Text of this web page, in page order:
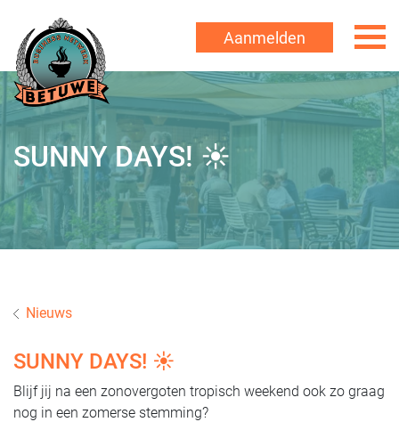
Aanmelden
SUNNY DAYS! ☀️
Nieuws
SUNNY DAYS! ☀️
Blijf jij na een zonovergoten tropisch weekend ook zo graag
nog in een zomerse stemming?